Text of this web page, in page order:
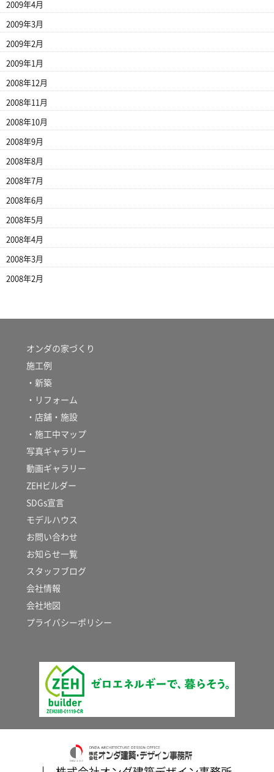
2009年4月
2009年3月
2009年2月
2009年1月
2008年12月
2008年11月
2008年10月
2008年9月
2008年8月
2008年7月
2008年6月
2008年5月
2008年4月
2008年3月
2008年2月
オンダの家づくり
施工例
・新築
・リフォーム
・店舗・施設
・施工中マップ
写真ギャラリー
動画ギャラリー
ZEHビルダー
SDGs宣言
モデルハウス
お問い合わせ
お知らせ一覧
スタッフブログ
会社情報
会社地図
プライバシーポリシー